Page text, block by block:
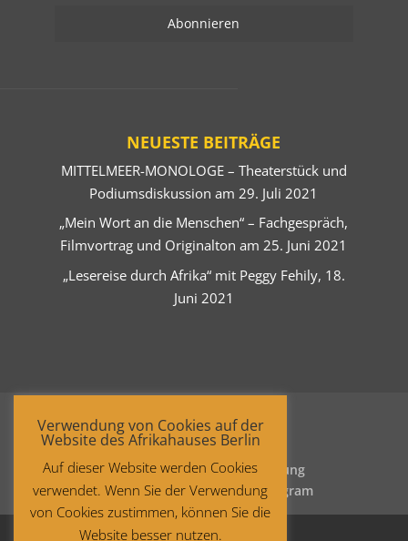
NEUESTE BEITRÄGE
MITTELMEER-MONOLOGE – Theaterstück und
Podiumsdiskussion am 29. Juli 2021
„Mein Wort an die Menschen“ – Fachgespräch,
Filmvortrag und Originalton am 25. Juni 2021
„Lesereise durch Afrika“ mit Peggy Fehily, 18.
Juni 2021
Startseite
Datenschutzerklärung
Impressum
Facebook Instagram
Verwendung von Cookies auf der
Website des Afrikahauses Berlin
Auf dieser Website werden Cookies
verwendet. Wenn Sie der Verwendung
von Cookies zustimmen, können Sie die
Website besser nutzen.